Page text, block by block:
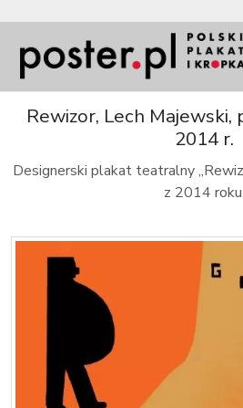
Rewizor, Lech
2014 r.
Designerski plakat teatralny
z 2014 roku.